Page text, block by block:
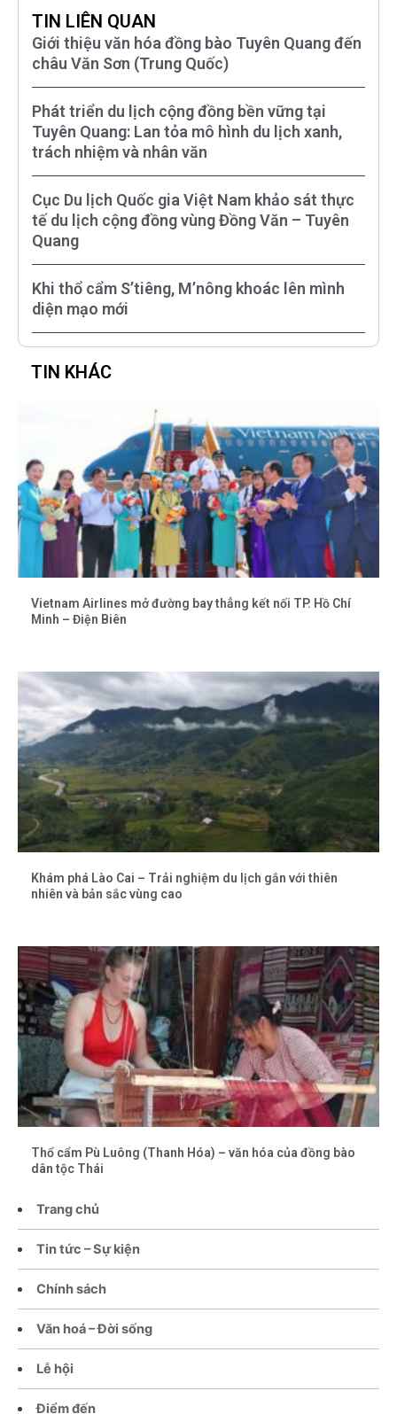
Trang chủ
Tin tức – Sự kiện
Chính sách
Văn hoá – Đời sống
Lễ hội
Điểm đến
TIN LIÊN QUAN
Giới thiệu văn hóa đồng bào Tuyên Quang đến
châu Văn Sơn (Trung Quốc)
Phát triển du lịch cộng đồng bền vững tại
Tuyên Quang: Lan tỏa mô hình du lịch xanh,
trách nhiệm và nhân văn
Cục Du lịch Quốc gia Việt Nam khảo sát thực
tế du lịch cộng đồng vùng Đồng Văn – Tuyên
Quang
Khi thổ cẩm S’tiêng, M’nông khoác lên mình
diện mạo mới
TIN KHÁC
Vietnam Airlines mở đường bay thẳng kết nối TP. Hồ Chí
Minh – Điện Biên
Khám phá Lào Cai – Trải nghiệm du lịch gắn với thiên
nhiên và bản sắc vùng cao
Thổ cẩm Pù Luông (Thanh Hóa) – văn hóa của đồng bào
dân tộc Thái